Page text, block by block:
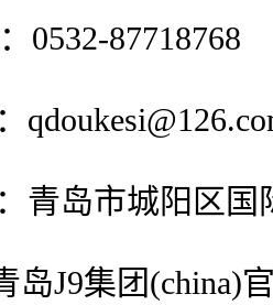
0532-87718768
岛市城阳区国
岛J9集团(china)